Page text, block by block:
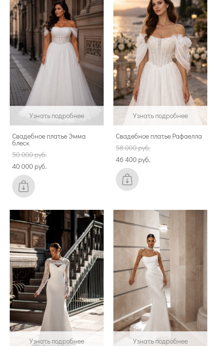
Узнать подробнее
Свадебное платье Эмма
блеск
50 000 pуб.
40 000 pуб.
Узнать подробнее
Свадебное платье Рафаелла
58 000 pуб.
46 400 pуб.
Узнать подробнее Узнать подробнее